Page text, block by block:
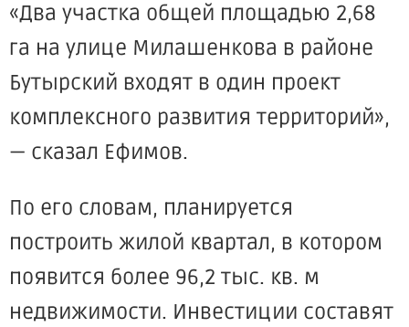
«Два участка общей площадью 2,68
га на улице Милашенкова в районе
Бутырский входят в один проект
комплексного развития территорий»,
— сказал Ефимов.
По его словам, планируется
построить жилой квартал, в котором
появится более 96,2 тыс. кв. м
недвижимости. Инвестиции составят